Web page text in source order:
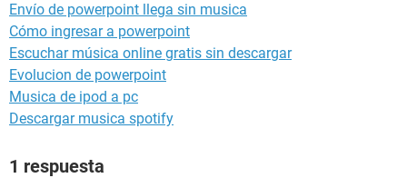
Envío de powerpoint llega sin musica
Cómo ingresar a powerpoint
Escuchar música online gratis sin descargar
Evolucion de powerpoint
Musica de ipod a pc
Descargar musica spotify
1 respuesta